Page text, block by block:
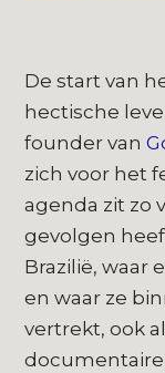
De start van
hectische
founder van
zich voor het
agenda zit zo
gevolgen
Brazilië, waar
en waar ze
vertrekt, ook
documentaire